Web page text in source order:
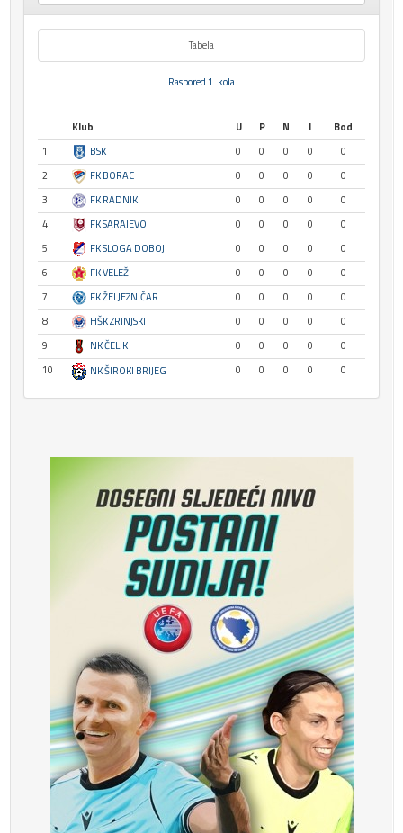
Tabela
Raspored 1. kola
Klub U P N I
Bod
1
BSK 0 0 0 0
0
2
FK BORAC 0 0 0 0
0
3
FK RADNIK 0 0 0 0
0
4
FK SARAJEVO 0 0 0 0
0
5
FK SLOGA DOBOJ 0 0 0 0
0
6
FK VELEŽ 0 0 0 0
0
7
FK ŽELJEZNIČAR 0 0 0 0
0
8
HŠK ZRINJSKI 0 0 0 0
0
9
NK ČELIK 0 0 0 0
0
10
NK ŠIROKI BRIJEG 0 0 0 0 0